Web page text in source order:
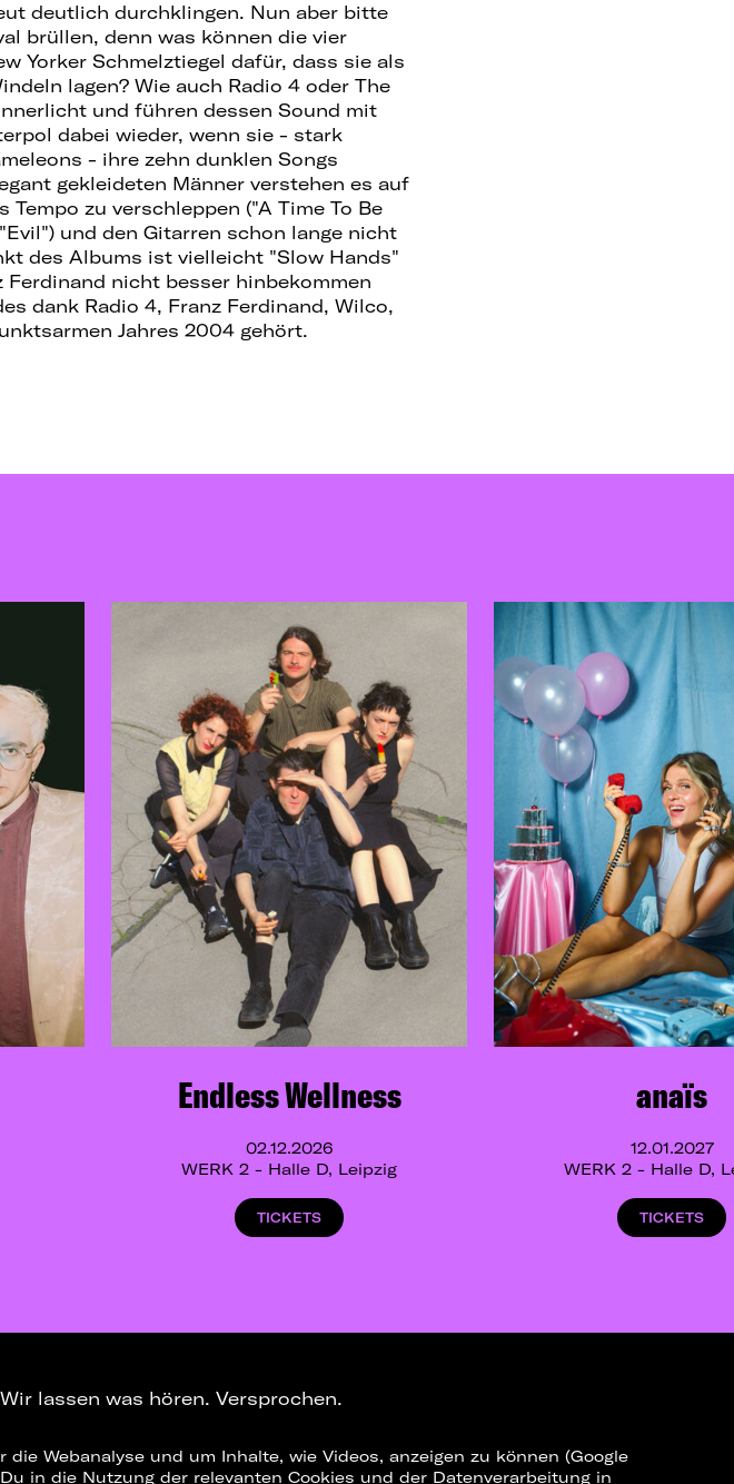
deutlich durchklingen. Nun aber bitte
brüllen, denn was können die vier
Yorker Schmelztiegel dafür, dass sie als
lagen? Wie auch Radio 4 oder The
und führen dessen Sound mit
dabei wieder, wenn sie - stark
- ihre zehn dunklen Songs
gekleideten Männer verstehen es auf
zu verschleppen ("A Time To Be
und den Gitarren schon lange nicht
des Albums ist vielleicht "Slow Hands"
nicht besser hinbekommen
dank Radio 4, Franz Ferdinand, Wilco,
Jahres 2004 gehört.
Endless Wellness
02.12.2026
WERK 2 - Halle D, Leipzig
TICKETS
anaïs
12.01.2027
WERK 2 - Halle D,
TICKETS
Webanalyse und um Inhalte, wie Videos, anzeigen zu können (Google
in die Nutzung der relevanten Cookies und der Datenverarbeitung in
Wir lassen was hören. Versprochen.
NEWSLETTER TELEGRAM-CHANNEL